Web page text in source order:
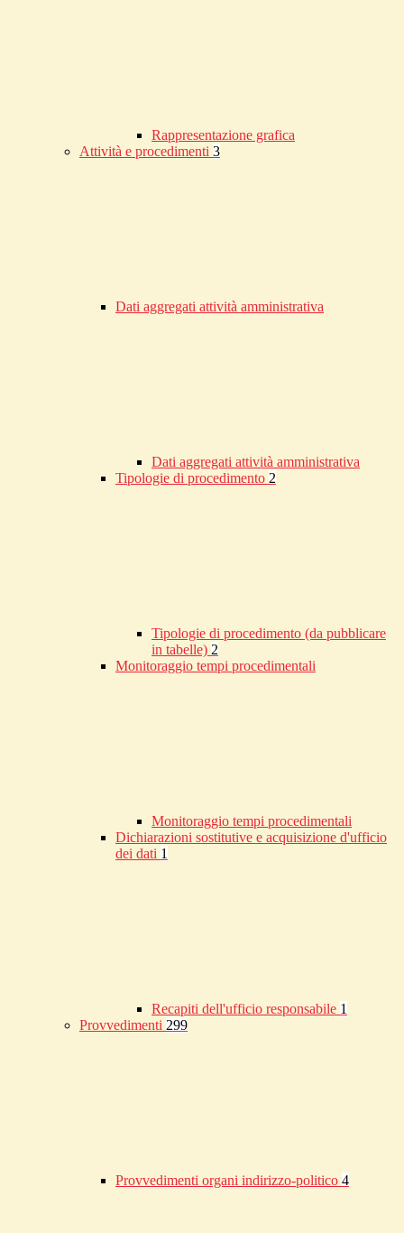
Rappresentazione grafica
Attività e procedimenti 3
Dati aggregati attività amministrativa
Dati aggregati attività amministrativa
Tipologie di procedimento 2
Tipologie di procedimento (da pubblicare
in tabelle) 2
Monitoraggio tempi procedimentali
Monitoraggio tempi procedimentali
Dichiarazioni sostitutive e acquisizione d'ufficio
dei dati 1
Recapiti dell'ufficio responsabile 1
Provvedimenti 299
Provvedimenti organi indirizzo-politico 4